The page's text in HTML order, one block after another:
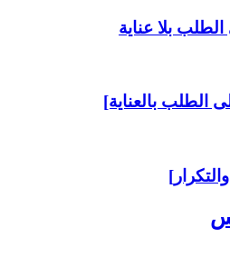
بلا عناية
الطلب بالعناية]